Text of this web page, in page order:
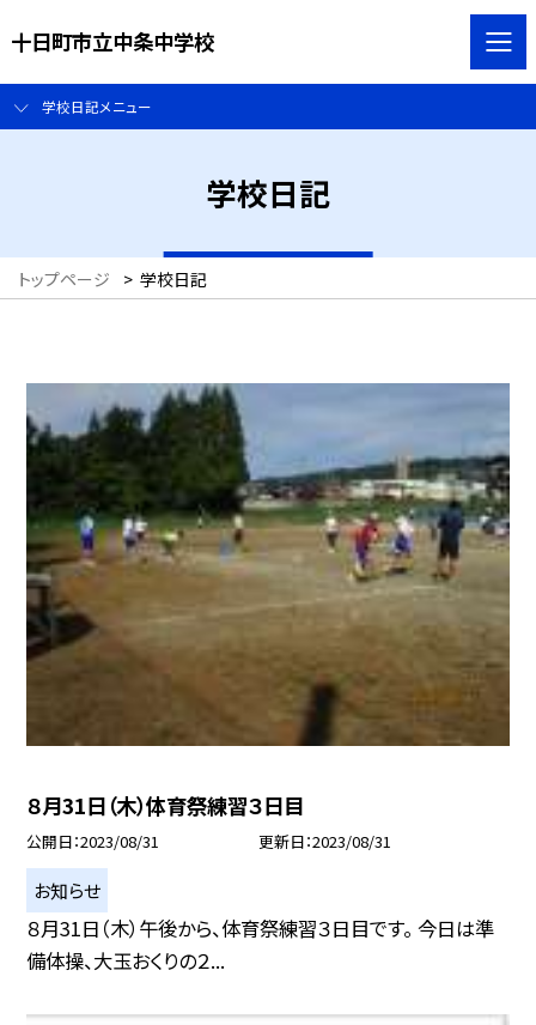
十日町市立中条中学校
学校日記メニュー
学校日記
トップページ > 学校日記
８月31日（木）体育祭練習３日目
公開日 2023/08/31 更新日 2023/08/31
お知らせ
８月31日（木）午後から、体育祭練習３日目です。 今日は準
備体操、大玉おくりの２...